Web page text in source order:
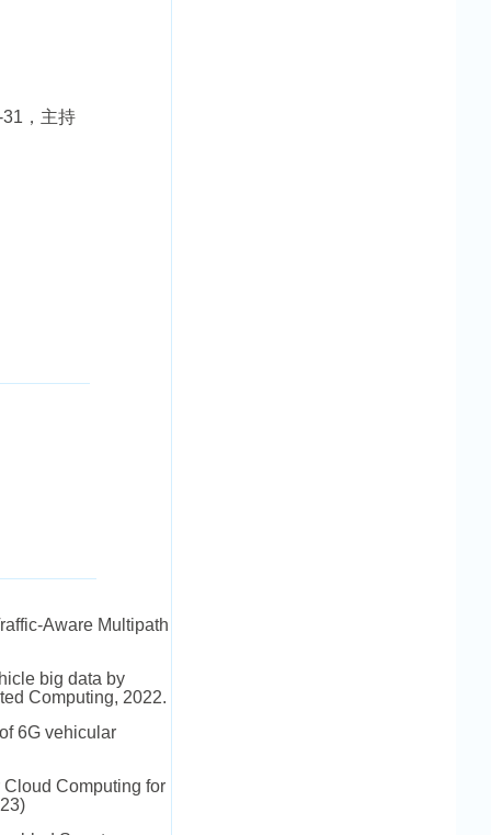
，主持
Aware Multipath
big data by
Computing, 2022.
6G vehicular
Computing for